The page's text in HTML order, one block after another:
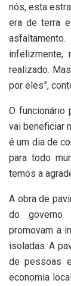
nós, esta
era de terra
infelizmente,
realizado.
por eles”,
O funcionário
vai beneficiar
é um dia de
para todo
temos a
A obra de
do governo
promovam a
isoladas. A
de pessoas
economia